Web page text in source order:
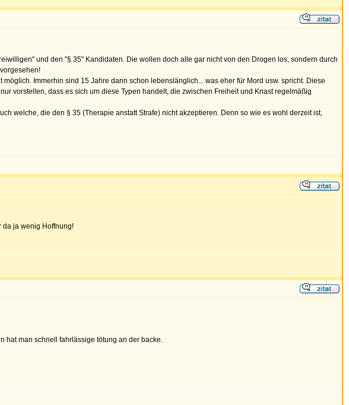
und den "§ 35" Kandidaten. Die wollen doch alle gar nicht von den Drogen los, sondern durch
Immerhin sind 15 Jahre dann schon lebenslänglich... was eher für Mord usw. spricht. Diese
vorstellen, dass es sich um diese Typen handelt, die zwischen Freiheit und Knast regelmäßig
welche, die den § 35 (Therapie anstatt Strafe) nicht akzeptieren. Denn so wie es wohl derzeit ist,
da ja wenig Hoffnung!
hat man schnell fahrlässige tötung an der backe.